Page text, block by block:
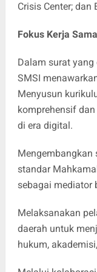
Crisis Center;
Fokus Kerja Sama
Dalam surat
SMSI
Menyusun
komprehensif
di era digital.
Mengembangkan
standar
sebagai mediator
Melaksanakan
daerah untuk
hukum,